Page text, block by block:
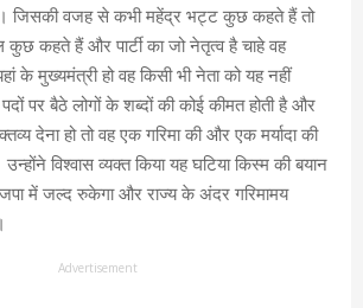
है। जिसकी वजह से कभी महेंद्र भट्ट कुछ कहते हैं तो
कहते हैं और पार्टी का जो नेतृत्व है चाहे वह
के मुख्यमंत्री हो वह किसी भी नेता को यह नहीं
पर बैठे लोगों के शब्दों की कोई कीमत होती है और
देना हो तो वह एक गरिमा की और एक मर्यादा की
उन्होंने विश्वास व्यक्त किया यह घटिया किस्म की बयान
में जल्द रुकेगा और राज्य के अंदर गरिमामय
Advertisement